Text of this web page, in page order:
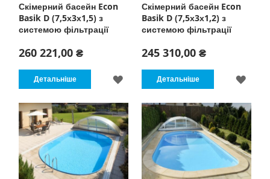
Скімерний басейн Econ
Basik D (7,5х3х1,5) з
системою фільтрації
260 221,00 ₴
Детальніше
ДОДАТИ
СПИСКУ
БАЖАНЬ
Скімерний басейн Econ
Basik D (7,5х3х1,2) з
системою фільтрації
245 310,00 ₴
Детальніше